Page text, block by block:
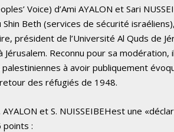
Voice) d’Ami AYALON et Sari
Beth (services de sécurité
président de l’Université Al Quds de
Jérusalem. Reconnu pour sa
à avoir publiquement
des réfugiés de 1948.
et S. NUISSEIBEHest une
points :